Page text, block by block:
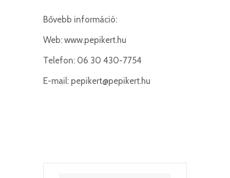
Bővebb információ:
Web: www.pepikert.hu
Telefon: 06 30 430-7754
E-mail: pepikert@pepikert.hu